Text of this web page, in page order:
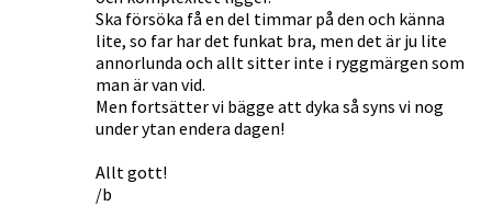
Ska försöka få en del timmar på den och känna
lite, so far har det funkat bra, men det är ju lite
annorlunda och allt sitter inte i ryggmärgen som
man är van vid.
Men fortsätter vi bägge att dyka så syns vi nog
under ytan endera dagen!
Allt gott!
/b